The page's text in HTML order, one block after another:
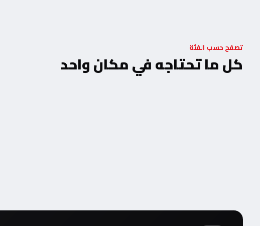
تصفح حسب الفئة
كل ما تحتاجه في مكان واحد